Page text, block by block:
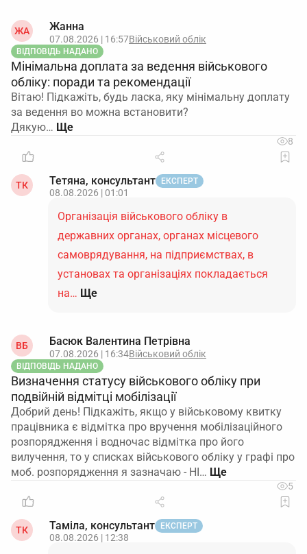
ЖА Жанна
07.08.2026 | 16:57Військовий облік
ВІДПОВІДЬ НАДАНО
Мінімальна доплата за ведення військового
обліку: поради та рекомендації
Вітаю! Підкажіть, будь ласка, яку мінімальну доплату
за ведення во можна встановити?
Дякую…
8
ТК Тетяна, консультант ЕКСПЕРТ
08.08.2026 | 01:01
Організація військового обліку в
державних органах, органах місцевого
самоврядування, на підприємствах, в
установах та організаціях покладається
на… Ще
ВБ Басюк Валентина Петрівна
07.08.2026 | 16:34Військовий облік
ВІДПОВІДЬ НАДАНО
Визначення статусу військового обліку при
подвійній відмітці мобілізації
Добрий день! Підкажіть, якщо у військовому квитку
працівника є відмітка про вручення мобілізаційного
розпорядження і водночас відмітка про його
вилучення, то у списках військового обліку у графі про
моб. розпорядження я зазначаю - НІ…
5
ТК Таміла, консультант ЕКСПЕРТ
08.08.2026 | 12:38